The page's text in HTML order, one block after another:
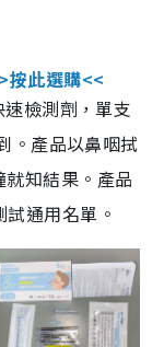
按此選購<<
檢測劑，單支
。產品以鼻咽拭
知結果。產品
通用名單。